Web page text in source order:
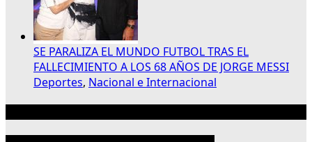
SE PARALIZA EL MUNDO FUTBOL TRAS EL
FALLECIMIENTO A LOS 68 AÑOS DE JORGE MESSI
Deportes, Nacional e Internacional